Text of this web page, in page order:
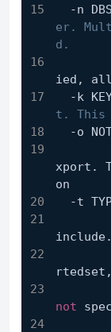
-n
er.
d.
ied, all
-k
t. This
-o
xport.
on
-t
not